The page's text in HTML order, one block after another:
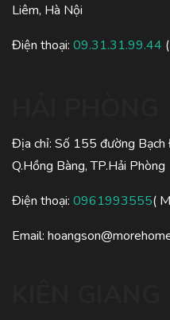
Liêm, Hà Nội
Điện thoại: 09.31.31.99.44
Địa chỉ: Số 155 đường Bạch
Q.Hồng Bàng, TP.Hải Phòng
Điện thoại: 0961993555(
Email: